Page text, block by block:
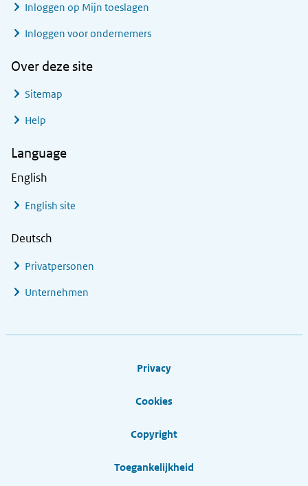
Inloggen op Mijn toeslagen
Inloggen voor ondernemers
Over deze site
Sitemap
Help
Language
English
English site
Deutsch
Privatpersonen
Unternehmen
Privacy
Cookies
Copyright
Toegankelijkheid